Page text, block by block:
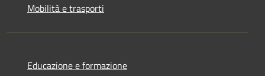
Mobilità e trasporti
Educazione e formazione